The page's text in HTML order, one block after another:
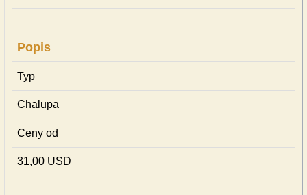
Popis
Typ
Chalupa
Ceny od
31,00 USD